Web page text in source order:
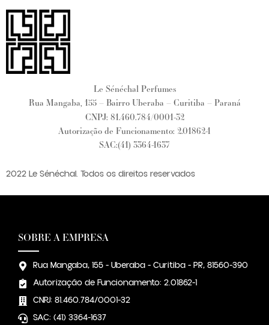
Le Sénéchal Perfumes
Rua Mangaba, 155 – Bairro Uberaba – Curitiba – Paraná
CNPJ: 81.460.784/0001-32
Autorização de Funcionamento: 2.01862-1
SAC:(41) 3364-1637
2022 Le Sénéchal. Todos os direitos reservados
SOBRE A EMPRESA
Rua Mangaba, 155 - Uberaba - Curitiba - PR, 81560-390
Autorização de Funcionamento: 2.01862-1
CNPJ: 81.460.784/0001-32
SAC: (41) 3364-1637